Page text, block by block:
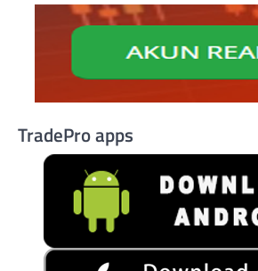
TradePro apps